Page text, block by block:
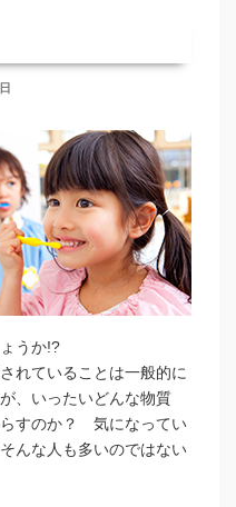
うか!?
れていることは一般的に
、いったいどんな物質
すのか？ 気になってい
んな人も多いのではない